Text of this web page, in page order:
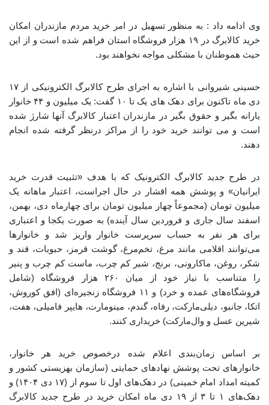
وی ادامه داد : به منظور تسهیل در امر خرید مردم مازندران امکان
خرید کالابرگ در ۱۹ هزار فروشگاه استان فراهم شده است و از این
حیث هموطنان با مشکلی مواجه نخواهند بود.
حسینی شیروانی با اشاره به اجرای طرح کالابرگ الکترونیکی از ۱۷
دی ماه تاکنون برای دهک های یک تا ۱۰ گفت:‌ یک میلیون و ۴۴ خانوار
یارانه بگیر و حقوق بگیر در مازندران اعتبار کالابرگ آنها شارژ شده
است و می توانند خرید خود را از مراکز درنظر گرفته شده انجام
دهند.
در طرح جدید کالابرگ الکترونیک که با هدف «تثبیت قدرت خرید
ایرانیان» و پوشش همه اقشار در حال اجراست، اعتبار ماهانه یک
میلیون تومان (مجموعاً چهار میلیون تومان برای چهارماه دی، بهمن،
اسفند سال جاری و فروردین سال آینده) به صورت یکجا و اعتباری
برای هر نفر به حساب سرپرست خانوار واریز شد و خانوارها
می‌توانند اقلامی مانند مرغ، تخم‌مرغ، گوشت قرمز، حبوبات، قند و
شکر، روغن، ماکارونی، برنج، شیر کم چرب، ماست کم چرب و پنیر
را متناسب با نیاز خود از میان ۲۶۰ هزار فروشگاه (شامل
فروشگاه‌های عمده و خرد) و ۱۱ فروشگاه زنجیره‌ای (افق کوروش،
اتکا، جانبو، دیلی‌مارکت، رفاه، گندم، مینومارت، هایپر فامیلی، هفت،
شیرین عسل و وال‌مارکت) خریداری کنند.
بر اساس زمان‌بندی اعلام شده درخصوص خرید هر خانوار،
خانوارهای تحت پوشش نهادهای حمایتی (سازمان بهزیستی کشور و
کمیته امداد امام خمینی) در دهک‌های اول تا سوم از (۱۷ دی ۱۴۰۴) و
دهک‌های ۱ تا ۳ از ۱۹ دی ماه امکان خرید در طرح جدید کالابرگ